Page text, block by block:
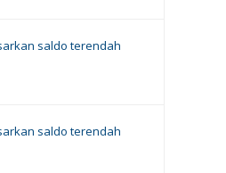
saldo terendah
saldo terendah